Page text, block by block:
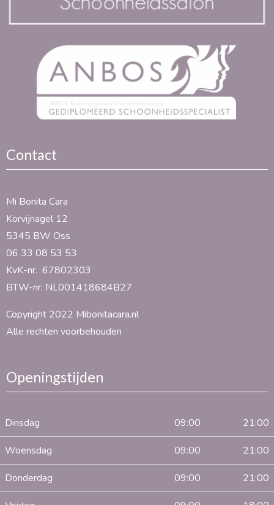
Contact
Mi Bonita Cara
Korvijnagel 12
5345 BW Oss
06 33 08 53 53
KvK-nr. 67802303
BTW-nr. NL001418684B27
Copyright 2022 Mibonitacara.nl
Alle rechten voorbehouden
Openingstijden
Dinsdag 09:00 21:00
Woensdag 09:00 21:00
Donderdag 09:00 21:00